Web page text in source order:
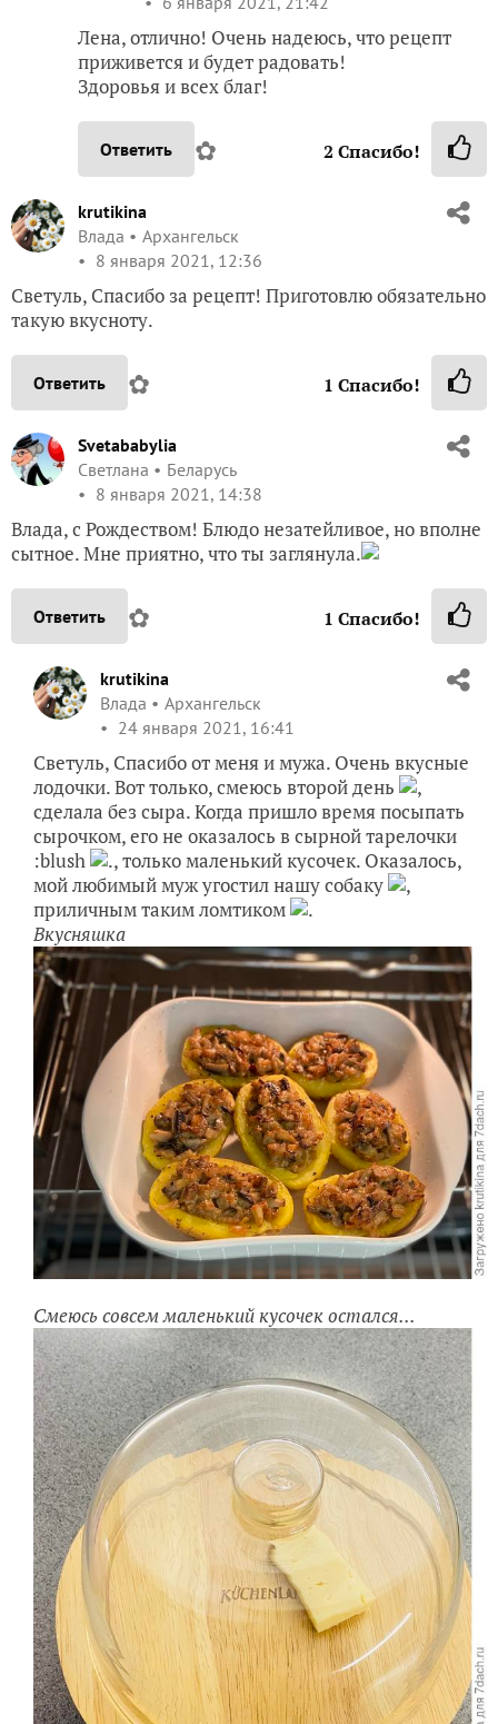
Лена, отлично! Очень надеюсь, что рецепт
приживется и будет радовать!
Здоровья и всех благ!
Ответить ✿ 2 Спасибо!
krutikina
Влада
Архангельск
8 января 2021, 12:36
Светуль, Спасибо за рецепт! Приготовлю обязательно
такую вкусноту.
Ответить ✿ 1 Спасибо!
Svetababylia
Светлана
Беларусь
8 января 2021, 14:38
Влада, с Рождеством! Блюдо незатейливое, но вполне
сытное. Мне приятно, что ты заглянула.
Ответить ✿ 1 Спасибо!
krutikina
Влада
Архангельск
24 января 2021, 16:41
Светуль, Спасибо от меня и мужа. Очень вкусные
лодочки. Вот только, смеюсь второй день
,
сделала без сыра. Когда пришло время посыпать
сырочком, его не оказалось в сырной тарелочки
:blush
., только маленький кусочек. Оказалось,
мой любимый муж угостил нашу собаку
,
приличным таким ломтиком
.
Вкусняшка
Смеюсь совсем маленький кусочек остался...